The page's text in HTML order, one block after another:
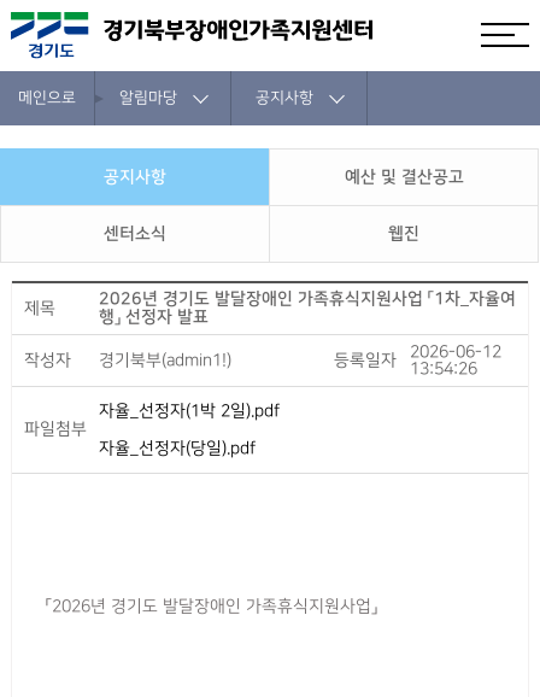
메인으로 알림마당 공지사항
공지사항 예산 및 결산공고
센터소식 웹진
제목
2026년 경기도 발달장애인 가족휴식지원사업 「1차_자율여
행」 선정자 발표
작성자 경기북부(admin1!) 등록일자
2026-06-12
13:54:26
파일첨부
자율_선정자(1박 2일).pdf
자율_선정자(당일).pdf
「2026년 경기도 발달장애인 가족휴식지원사업」